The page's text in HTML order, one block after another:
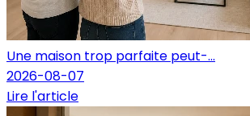
Une maison trop parfaite peut-...
2026-08-07
Lire l'article